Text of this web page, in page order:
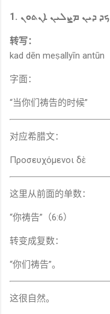
1. ܟܕ ܕܝܢ ܡܨܠܝܢ ܐܢܬܘܢ
转写：
kad dēn meṣallyīn antūn
字面：
“当你们祷告的时候”
对应希腊文：
Προσευχόμενοι δὲ
这里从前面的单数：
“你祷告”（6:6）
转变成复数：
“你们祷告”。
这很自然。